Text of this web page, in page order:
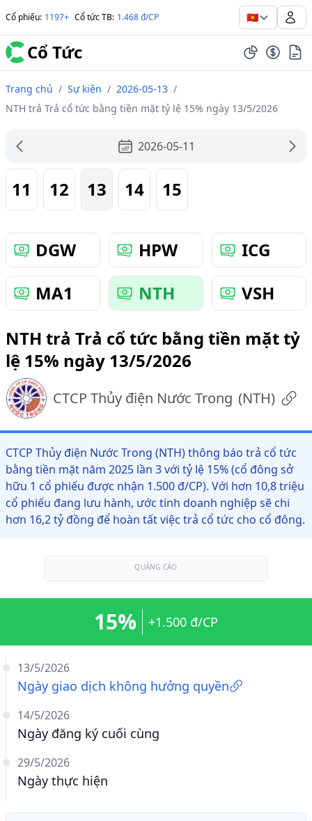
Cổ phiếu: 1197+ Cổ tức TB: 1.468 đ/CP 🇻🇳
Cổ Tức
Trang chủ / Sự kiện / 2026-05-13 /
NTH trả Trả cổ tức bằng tiền mặt tỷ lệ 15% ngày 13/5/2026
2026-05-11
11 12 13 14 15
DGW HPW
ICG
MA1
NTH
VSH
NTH trả Trả cổ tức bằng tiền mặt tỷ
lệ 15% ngày 13/5/2026
CTCP Thủy điện Nước Trong (NTH)
CTCP Thủy điện Nước Trong (NTH) thông báo trả cổ tức
bằng tiền mặt năm 2025 lần 3 với tỷ lệ 15% (cổ đông sở
hữu 1 cổ phiếu được nhận 1.500 đ/CP). Với hơn 10,8 triệu
cổ phiếu đang lưu hành, ước tính doanh nghiệp sẽ chi
hơn 16,2 tỷ đồng để hoàn tất việc trả cổ tức cho cổ đông.
QUẢNG CÁO
13/5/2026
Ngày giao dịch không hưởng quyền
14/5/2026
Ngày đăng ký cuối cùng
29/5/2026
Ngày thực hiện
15% +1.500 đ/CP